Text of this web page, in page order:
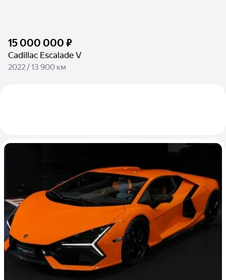
15 000 000 ₽
Cadillac Escalade V
2022 / 13 900 км